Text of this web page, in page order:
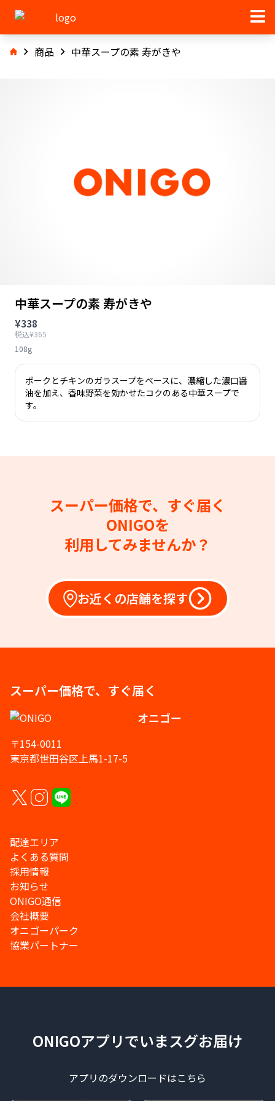
商品 中華スープの素 寿がきや
中華スープの素 寿がきや
¥338
税込¥365
108g
ポークとチキンのガラスープをベースに、濃縮した濃口醤
油を加え、香味野菜を効かせたコクのある中華スープで
す。
スーパー価格で、すぐ届く
ONIGOを
利用してみませんか？
お近くの店舗を探す
スーパー価格で、すぐ届く
オニゴー
〒154-0011
東京都世田谷区上馬1-17-5
配達エリア
よくある質問
採用情報
お知らせ
ONIGO通信
会社概要
オニゴーパーク
協業パートナー
ONIGOアプリでいまスグお届け
アプリのダウンロードはこちら